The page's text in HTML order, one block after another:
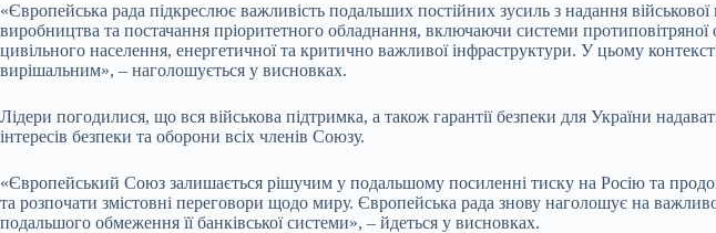
«Європейська рада підкреслює важливість подальших постійних зусиль з надання
виробництва та постачання пріоритетного обладнання, включаючи системи
цивільного населення, енергетичної та критично важливої інфраструктури. У цьому
вирішальним», – наголошується у висновках.
Лідери погодилися, що вся військова підтримка, а також гарантії безпеки для України
інтересів безпеки та оборони всіх членів Союзу.
«Європейський Союз залишається рішучим у подальшому посиленні тиску на Росію та
та розпочати змістовні переговори щодо миру. Європейська рада знову наголошує на
подальшого обмеження її банківської системи», – йдеться у висновках.